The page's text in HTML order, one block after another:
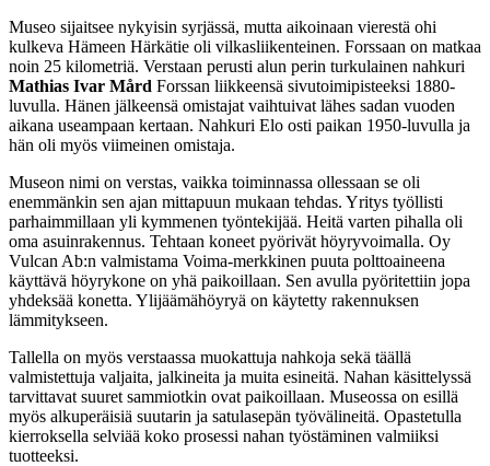
Museo sijaitsee nykyisin syrjässä, mutta aikoinaan vierestä ohi
kulkeva Hämeen Härkätie oli vilkasliikenteinen. Forssaan on matkaa
noin 25 kilometriä. Verstaan perusti alun perin turkulainen nahkuri
Mathias Ivar Mård Forssan liikkeensä sivutoimipisteeksi 1880-
luvulla. Hänen jälkeensä omistajat vaihtuivat lähes sadan vuoden
aikana useampaan kertaan. Nahkuri Elo osti paikan 1950-luvulla ja
hän oli myös viimeinen omistaja.
Museon nimi on verstas, vaikka toiminnassa ollessaan se oli
enemmänkin sen ajan mittapuun mukaan tehdas. Yritys työllisti
parhaimmillaan yli kymmenen työntekijää. Heitä varten pihalla oli
oma asuinrakennus. Tehtaan koneet pyörivät höyryvoimalla. Oy
Vulcan Ab:n valmistama Voima-merkkinen puuta polttoaineena
käyttävä höyrykone on yhä paikoillaan. Sen avulla pyöritettiin jopa
yhdeksää konetta. Ylijäämähöyryä on käytetty rakennuksen
lämmitykseen.
Tallella on myös verstaassa muokattuja nahkoja sekä täällä
valmistettuja valjaita, jalkineita ja muita esineitä. Nahan käsittelyssä
tarvittavat suuret sammiotkin ovat paikoillaan. Museossa on esillä
myös alkuperäisiä suutarin ja satulasepän työvälineitä. Opastetulla
kierroksella selviää koko prosessi nahan työstäminen valmiiksi
tuotteeksi.